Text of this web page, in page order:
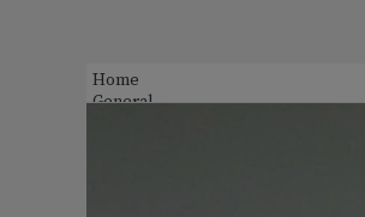
Home
General